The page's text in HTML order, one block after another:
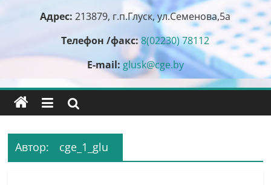
Адрес: 213879, г.п.Глуск, ул.Семенова,5а
Телефон /факс:8(02230) 78112
E-mail: glusk@cge.by
Автор: cge_1_glu